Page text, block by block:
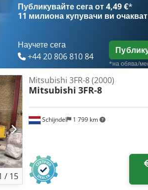
Публикувайте сега от 4,49 €*
11 милиона купувачи ви очакват
Научете сега
+44 20 806 810 84
*на обява/
/ 15
Schijndel 1 799 km
Mitsubishi 3FR-8 (2000)
Mitsubishi 3FR-8